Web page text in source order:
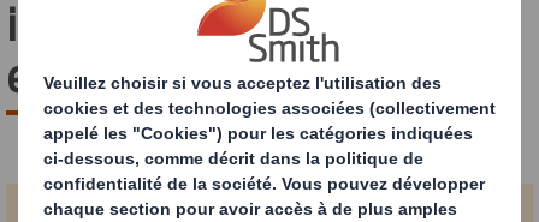
inscription ! Votre guide
est prêt à être téléchargé.